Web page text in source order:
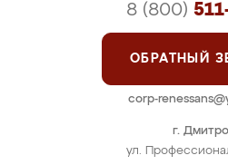
г.
ул.
8 (800)
ОБРАТНЫЙ
corp-